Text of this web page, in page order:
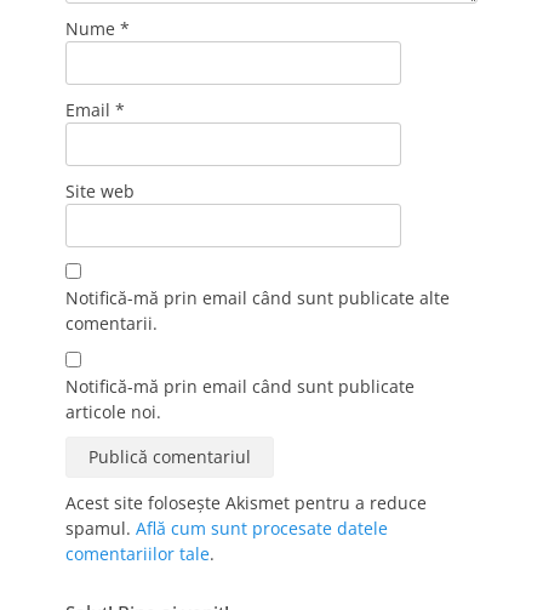
Nume *
Email *
Site web
Notifică-mă prin email când sunt publicate alte
comentarii.
Notifică-mă prin email când sunt publicate
articole noi.
Acest site folosește Akismet pentru a reduce
spamul. Află cum sunt procesate datele
comentariilor tale.